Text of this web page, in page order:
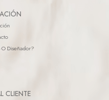
Diseñador?
CLIENTE